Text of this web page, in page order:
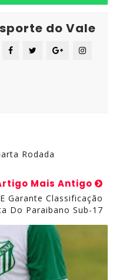
do Vale
Rodada
Mais Antigo
Garante Classificação
Do Paraibano Sub-17